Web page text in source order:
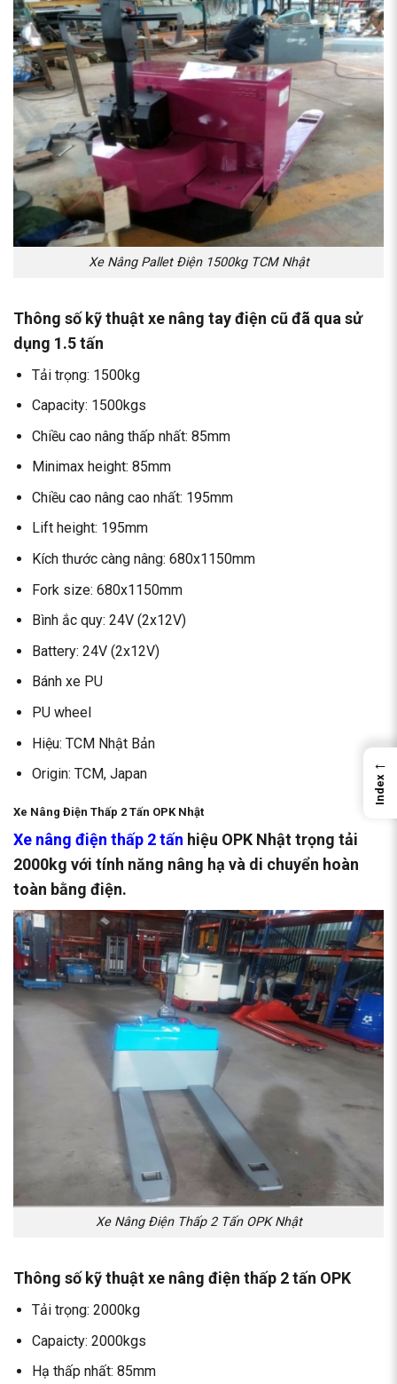
Xe Nâng Pallet Điện 1500kg TCM Nhật
Thông số kỹ thuật xe nâng tay điện cũ đã qua sử
dụng 1.5 tấn
Tải trọng: 1500kg
Capacity: 1500kgs
Chiều cao nâng thấp nhất: 85mm
Minimax height: 85mm
Chiều cao nâng cao nhất: 195mm
Lift height: 195mm
Kích thước càng nâng: 680x1150mm
Fork size: 680x1150mm
Bình ắc quy: 24V (2x12V)
Battery: 24V (2x12V)
Bánh xe PU
PU wheel
Hiệu: TCM Nhật Bản
Origin: TCM, Japan
Xe Nâng Điện Thấp 2 Tấn OPK Nhật
Xe nâng điện thấp 2 tấn hiệu OPK Nhật trọng tải
2000kg với tính năng nâng hạ và di chuyển hoàn
toàn bằng điện.
Xe Nâng Điện Thấp 2 Tấn OPK Nhật
Thông số kỹ thuật xe nâng điện thấp 2 tấn OPK
Tải trọng: 2000kg
Capaicty: 2000kgs
Hạ thấp nhất: 85mm
←
Index